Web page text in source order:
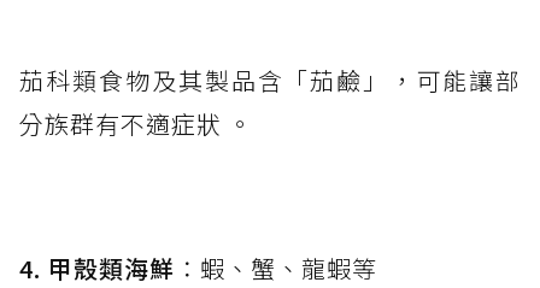
茄科類食物及其製品含「茄鹼」，可能讓部
分族群有不適症狀 。
4. 甲殼類海鮮 ：蝦、蟹、龍蝦等